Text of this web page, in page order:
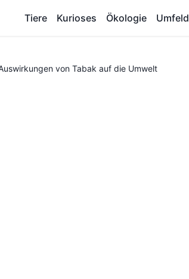
Tiere Kurioses Ökologie Umfeld
von Tabak auf die Umwelt